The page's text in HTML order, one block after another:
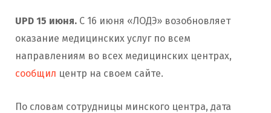
UPD 15 июня. С 16 июня «ЛОДЭ» возобновляет
оказание медицинских услуг по всем
направлениям во всех медицинских центрах,
сообщил центр на своем сайте.
По словам сотрудницы минского центра, дата